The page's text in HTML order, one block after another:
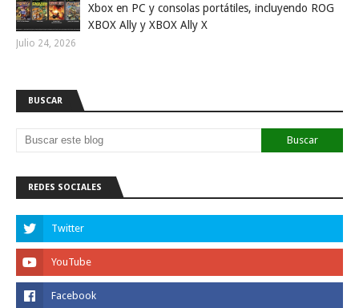
Xbox en PC y consolas portátiles, incluyendo ROG
XBOX Ally y XBOX Ally X
Julio 24, 2026
BUSCAR
REDES SOCIALES